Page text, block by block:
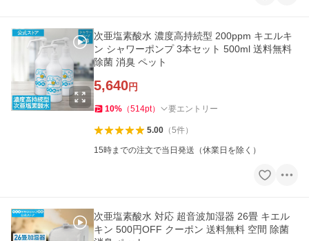
次亜塩素酸水 濃度高持続型 200ppm キエルキ
ン シャワーポンプ 3本セット 500ml 送料無料
除菌 消臭 ペット
5,640円
10% （514pt） 要エントリー
5.00（5件）
15時までの注文で当日発送（休業日を除く）
次亜塩素酸水 対応 超音波加湿器 26畳 キエル
キン 500円OFF クーポン 送料無料 空間 除菌